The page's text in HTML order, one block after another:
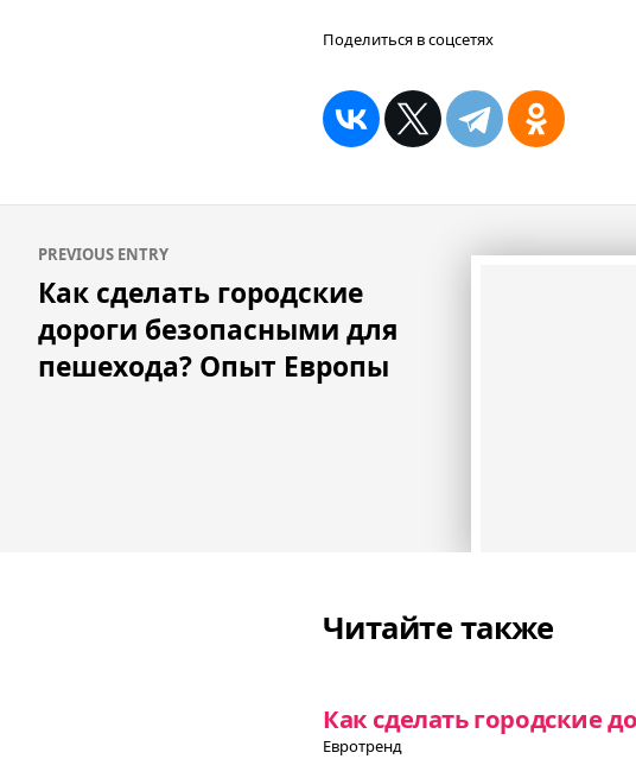
Поделиться в соцсетях
по
записям
PREVIOUS ENTRY
Как сделать городские
дороги безопасными для
пешехода? Опыт Европы
Читайте также
Как сделать городские
Евротренд